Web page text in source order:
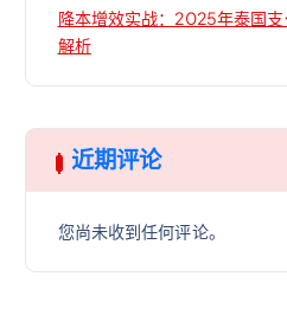
降本增效实战：2025年泰国
解析
近期评论
您尚未收到任何评论。